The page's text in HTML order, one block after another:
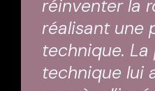
réinventer la
réalisant une
technique. La
technique lui